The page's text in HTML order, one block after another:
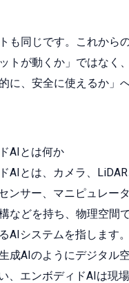
も同じです。これから
トが動くか」ではなく
に、安全に使えるか」
AIとは何か
AIとは、カメラ、LiDAR
ンサー、マニピュレー
などを持ち、物理空間
AIシステムを指します
成AIのようにデジタル
、エンボディドAIは現